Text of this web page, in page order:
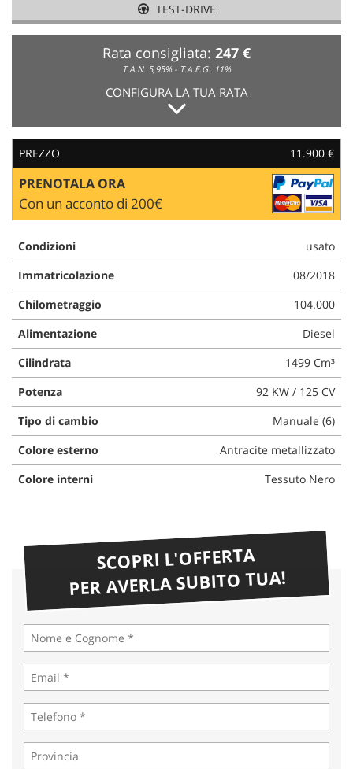
TEST-DRIVE
Rata consigliata: 247 €
T.A.N. 5,95% - T.A.E.G. 11%
CONFIGURA LA TUA RATA
PREZZO 11.900 €
PRENOTALA ORA
Con un acconto di 200€
Condizioni
usato
Immatricolazione
08/2018
Chilometraggio
104.000
Alimentazione
Diesel
Cilindrata
1499 Cm³
Potenza
92 KW / 125 CV
Tipo di cambio
Manuale (6)
Colore esterno
Antracite metallizzato
Colore interni
Tessuto Nero
SCOPRI L'OFFERTA
PER AVERLA SUBITO TUA!